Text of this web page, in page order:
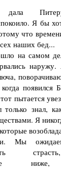
Я бы
что
наших бед...
на самом
появился
пытается
знал,
Я
Мы
ниже,